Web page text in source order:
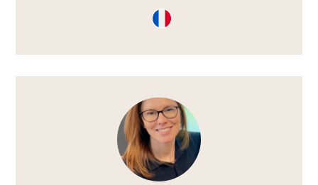
Consultation
en
Voir